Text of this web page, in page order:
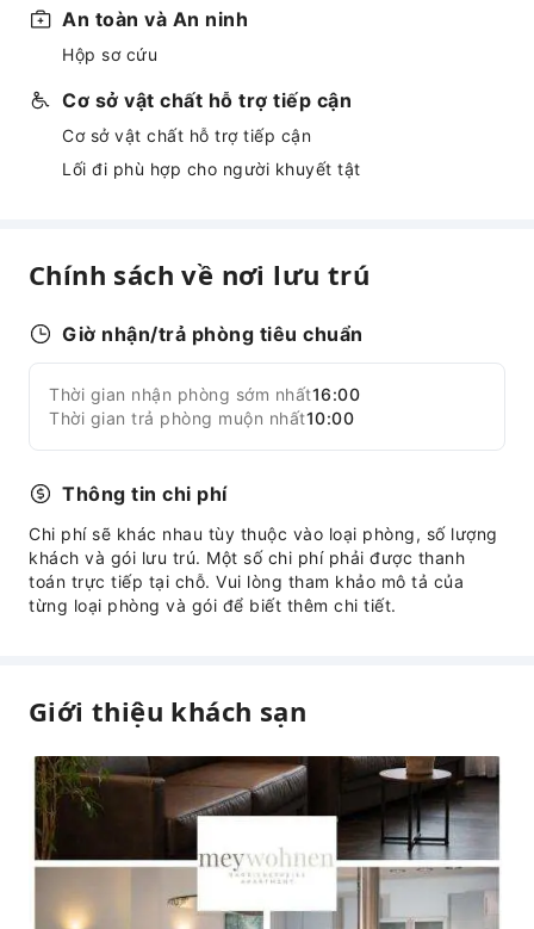
An toàn và An ninh
Hộp sơ cứu
Cơ sở vật chất hỗ trợ tiếp cận
Cơ sở vật chất hỗ trợ tiếp cận
Lối đi phù hợp cho người khuyết tật
Chính sách về nơi lưu trú
Giờ nhận/trả phòng tiêu chuẩn
Thời gian nhận phòng sớm nhất16:00
Thời gian trả phòng muộn nhất10:00
Thông tin chi phí
Chi phí sẽ khác nhau tùy thuộc vào loại phòng, số lượng
khách và gói lưu trú. Một số chi phí phải được thanh
toán trực tiếp tại chỗ. Vui lòng tham khảo mô tả của
từng loại phòng và gói để biết thêm chi tiết.
Giới thiệu khách sạn